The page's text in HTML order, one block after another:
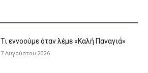
Τι εννοούμε όταν λέμε «Καλή Παναγιά»
7 Αυγούστου 2026